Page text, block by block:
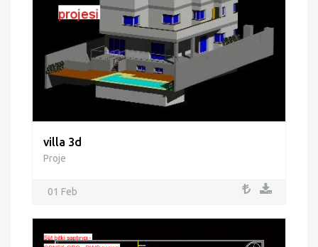
villa 3d
Proje
01 Feb